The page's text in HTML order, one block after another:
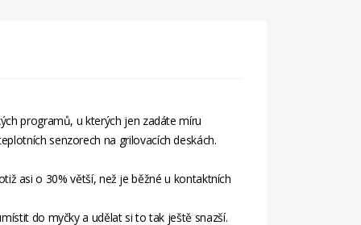
programů, u kterých jen zadáte míru
senzorech na grilovacích deskách.
asi o 30% větší, než je běžné u kontaktních
do myčky a udělat si to tak ještě snazší.